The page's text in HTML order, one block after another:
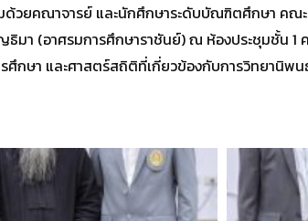
ยคณาจารย์ และนักศึกษาระดับบัณฑิตศึกษา คณะ
มา (อาศรมการศึกษาราชันย์) ณ ห้องประชุมชั้น 1
ษา และศาสตร์สถิติที่เกี่ยวข้องกับการวิทยานิพน